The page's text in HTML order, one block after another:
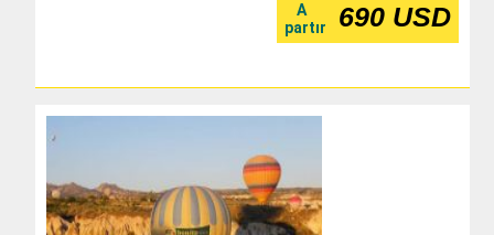
A
partır
690 USD